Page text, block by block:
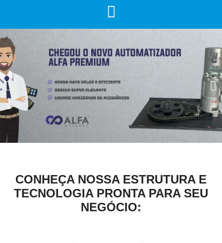
CONHEÇA NOSSA ESTRUTURA E
TECNOLOGIA PRONTA PARA SEU
NEGÓCIO: